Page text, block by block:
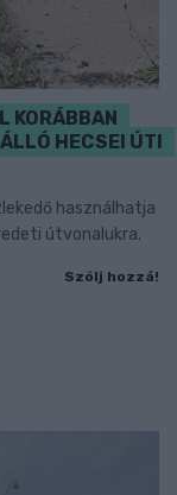
KORÁBBAN
HECSEI ÚTI
használhatja
útvonalukra.
Szólj hozzá!